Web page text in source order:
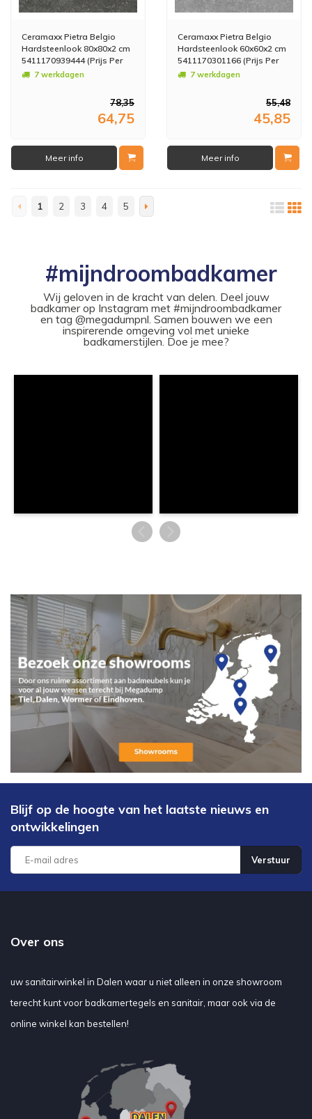
Ceramaxx Pietra Belgio
Hardsteenlook 80x80x2 cm
5411170939444 (Prijs Per
M2)7 werkdagen
78,35
64,75
Meer info
Ceramaxx Pietra Belgio
Hardsteenlook 60x60x2 cm
5411170301166 (Prijs Per
M2)7 werkdagen
55,48
45,85
Meer info
1 2 3 4 5
#mijndroombadkamer
Wij geloven in de kracht van delen. Deel jouw
badkamer op Instagram met #mijndroombadkamer
en tag @megadumpnl. Samen bouwen we een
inspirerende omgeving vol met unieke
badkamerstijlen. Doe je mee?
Blijf op de hoogte van het laatste nieuws en
ontwikkelingen
Verstuur
Over ons
uw sanitairwinkel in Dalen waar u niet alleen in onze showroom
terecht kunt voor badkamertegels en sanitair, maar ook via de
online winkel kan bestellen!